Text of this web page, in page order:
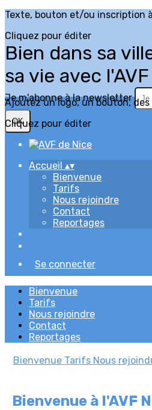
Texte, bouton et/ou inscription
Cliquez pour éditer
Bien dans sa
sa vie avec l'AVF
Je m'abonne à la newsletter
OK
Ajoutez un logo, un bouton,
Cliquez pour éditer
Accueil ▴▾
Bienvenue
Tarifs
Nous rejoindre
Contact
Reportages
Se connecter
Bienvenue
Tarifs
Nous rejoindre
Contact
Reportages
Bienvenue Tarifs Nous
Bienvenue à l'AVF